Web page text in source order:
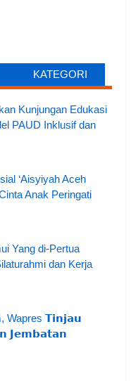
KATEGORI
Kunjungan Edukasi
PAUD Inklusif dan
‘Aisyiyah Aceh
Anak Peringati
Yang di-Pertua
dan Kerja
Wapres 𝗧𝗶𝗻𝗷𝗮𝘂
𝗝𝗲𝗺𝗯𝗮𝘁𝗮𝗻